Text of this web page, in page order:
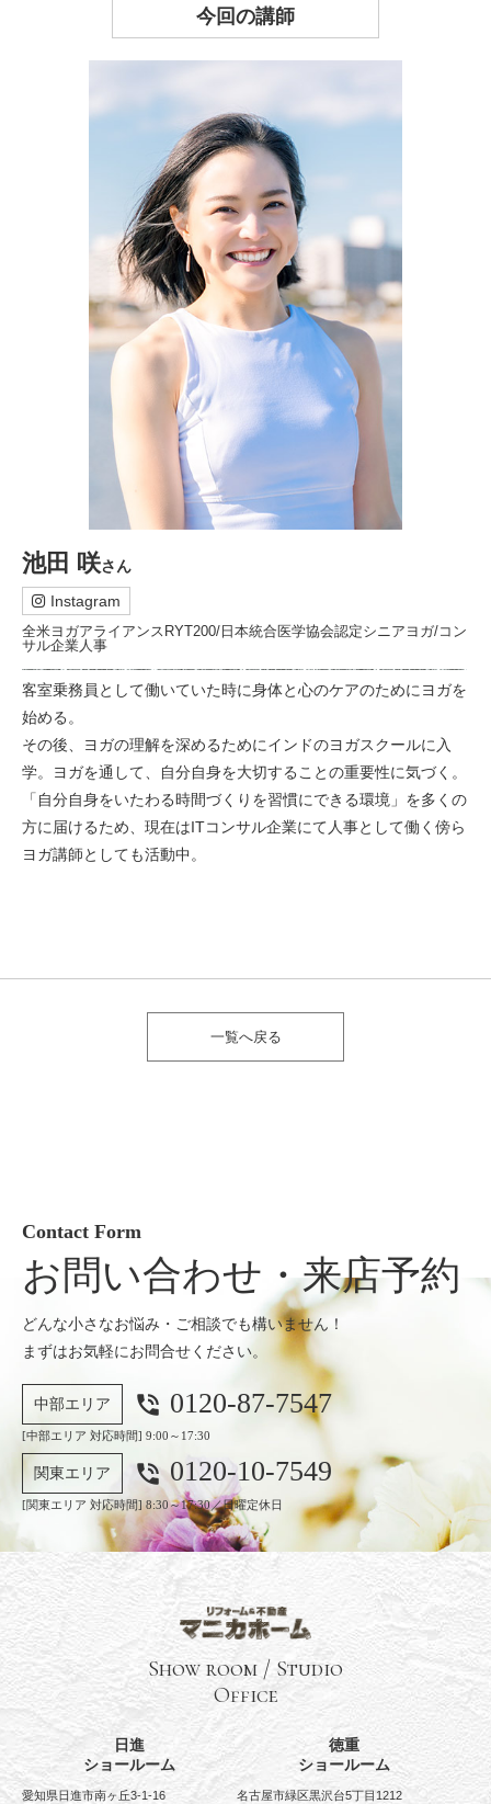
今回の講師
池田 咲さん
Instagram
全米ヨガアライアンスRYT200/日本統合医学協会認定シニアヨガ/コン
サル企業人事
客室乗務員として働いていた時に身体と心のケアのためにヨガを
始める。
その後、ヨガの理解を深めるためにインドのヨガスクールに入
学。ヨガを通して、自分自身を大切することの重要性に気づく。
「自分自身をいたわる時間づくりを習慣にできる環境」を多くの
方に届けるため、現在はITコンサル企業にて人事として働く傍ら
ヨガ講師としても活動中。
一覧へ戻る
Contact Form
お問い合わせ・来店予約
どんな小さなお悩み・ご相談でも構いません！
まずはお気軽にお問合せください。
中部エリア phone_in_talk 0120-87-7547
[中部エリア 対応時間] 9:00～17:30
関東エリア phone_in_talk 0120-10-7549
[関東エリア 対応時間] 8:30～17:30／日曜定休日
Show room / Studio
Office
日進
ショールーム
愛知県日進市南ヶ丘3-1-16
徳重
ショールーム
名古屋市緑区黒沢台5丁目1212